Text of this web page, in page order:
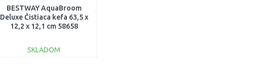
BESTWAY AquaBroom
Deluxe Čistiaca kefa 63,5 x
12,2 x 12,1 cm 58658
SKLADOM